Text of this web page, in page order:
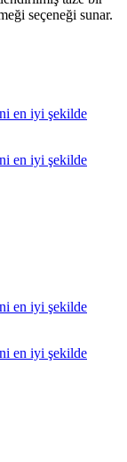
seçeneği sunar.
en iyi şekilde
en iyi şekilde
en iyi şekilde
en iyi şekilde